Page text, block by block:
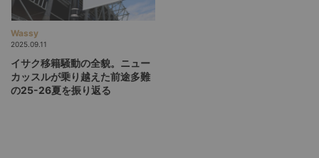
Wassy
2025.09.11
イサク移籍騒動の全貌。ニュー
カッスルが乗り越えた前途多難
の25-26夏を振り返る